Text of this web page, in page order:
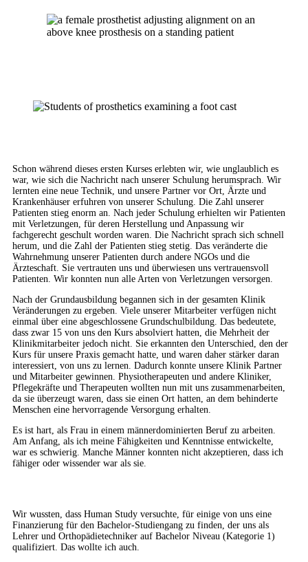
Schon während dieses ersten Kurses erlebten wir, wie unglaublich es
war, wie sich die Nachricht nach unserer Schulung herumsprach. Wir
lernten eine neue Technik, und unsere Partner vor Ort, Ärzte und
Krankenhäuser erfuhren von unserer Schulung. Die Zahl unserer
Patienten stieg enorm an. Nach jeder Schulung erhielten wir Patienten
mit Verletzungen, für deren Herstellung und Anpassung wir
fachgerecht geschult worden waren. Die Nachricht sprach sich schnell
herum, und die Zahl der Patienten stieg stetig. Das veränderte die
Wahrnehmung unserer Patienten durch andere NGOs und die
Ärzteschaft. Sie vertrauten uns und überwiesen uns vertrauensvoll
Patienten. Wir konnten nun alle Arten von Verletzungen versorgen.
Nach der Grundausbildung begannen sich in der gesamten Klinik
Veränderungen zu ergeben. Viele unserer Mitarbeiter verfügen nicht
einmal über eine abgeschlossene Grundschulbildung. Das bedeutete,
dass zwar 15 von uns den Kurs absolviert hatten, die Mehrheit der
Klinikmitarbeiter jedoch nicht. Sie erkannten den Unterschied, den der
Kurs für unsere Praxis gemacht hatte, und waren daher stärker daran
interessiert, von uns zu lernen. Dadurch konnte unsere Klinik Partner
und Mitarbeiter gewinnen. Physiotherapeuten und andere Kliniker,
Pflegekräfte und Therapeuten wollten nun mit uns zusammenarbeiten,
da sie überzeugt waren, dass sie einen Ort hatten, an dem behinderte
Menschen eine hervorragende Versorgung erhalten.
Es ist hart, als Frau in einem männerdominierten Beruf zu arbeiten.
Am Anfang, als ich meine Fähigkeiten und Kenntnisse entwickelte,
war es schwierig. Manche Männer konnten nicht akzeptieren, dass ich
fähiger oder wissender war als sie.
Wir wussten, dass Human Study versuchte, für einige von uns eine
Finanzierung für den Bachelor-Studiengang zu finden, der uns als
Lehrer und Orthopädietechniker auf Bachelor Niveau (Kategorie 1)
qualifiziert. Das wollte ich auch.